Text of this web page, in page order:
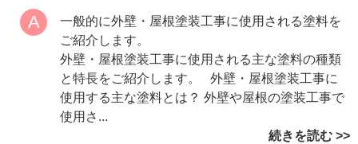
一般的に外壁・屋根塗装工事に使用される塗料を
ご紹介します。
外壁・屋根塗装工事に使用される主な塗料の種類
と特長をご紹介します。 外壁・屋根塗装工事に
使用する主な塗料とは？ 外壁や屋根の塗装工事で
使用さ...
続きを読む